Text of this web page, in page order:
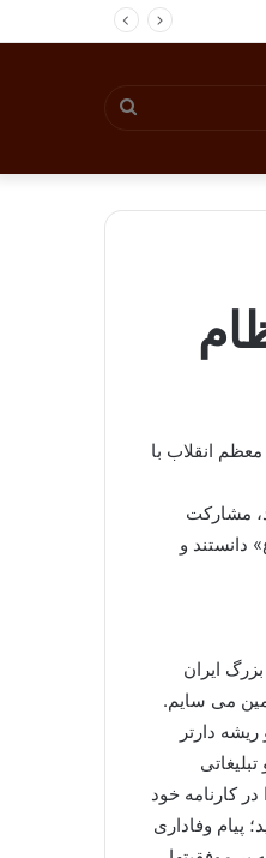
انقلاب با
مشارکت
دانستند و
ایران
می سایم.
دارتر
کارنامه خود
پیام وفاداری